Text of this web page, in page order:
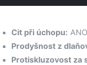
Cit při úchopu: ANO
Prodyšnost z
Protiskluzovost za